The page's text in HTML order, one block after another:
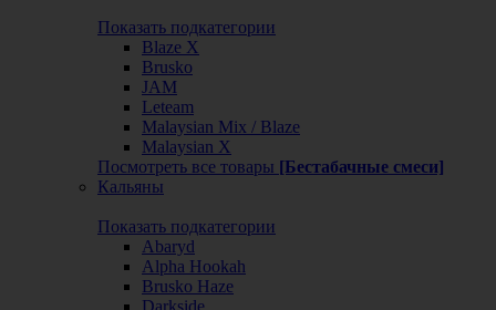
Показать подкатегории
Blaze X
Brusko
JAM
Leteam
Malaysian Mix / Blaze
Malaysian X
Посмотреть все товары [Бестабачные смеси]
Кальяны
Показать подкатегории
Abaryd
Alpha Hookah
Brusko Haze
Darkside